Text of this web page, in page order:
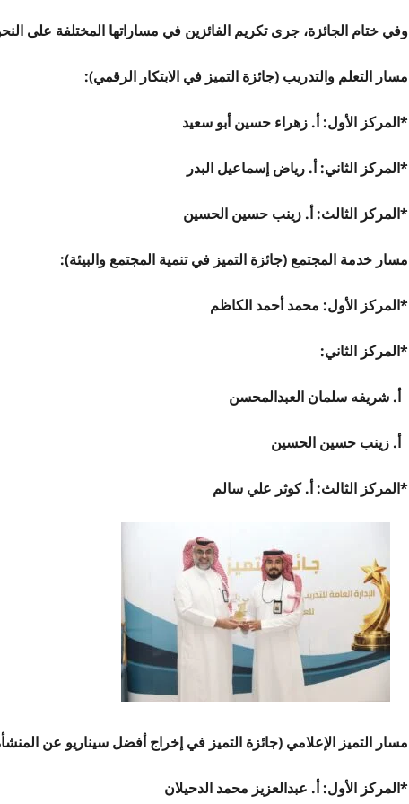
وفي ختام الجائزة، جرى تكريم الفائزين في مساراتها المختلفة على
مسار التعلم والتدريب (جائزة التميز في الابتكار الرقمي):
*المركز الأول: أ. زهراء حسين أبو سعيد
*المركز الثاني: أ. رياض إسماعيل البدر
*المركز الثالث: أ. زينب حسين الحسين
مسار خدمة المجتمع (جائزة التميز في تنمية المجتمع والبيئة):
*المركز الأول: محمد أحمد الكاظم
*المركز الثاني:
أ. شريفه سلمان العبدالمحسن
أ. زينب حسين الحسين
*المركز الثالث: أ. كوثر علي سالم
مسار التميز الإعلامي (جائزة التميز في إخراج أفضل سيناريو عن
*المركز الأول: أ. عبدالعزيز محمد الدحيلان